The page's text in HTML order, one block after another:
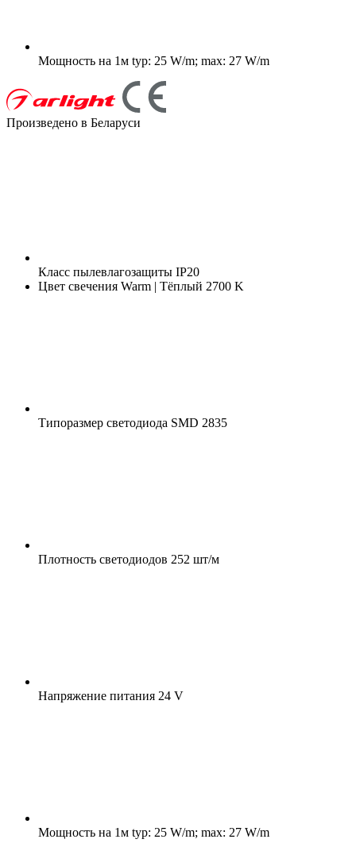
Мощность на 1м typ: 25 W/m; max: 27 W/m
Произведено в Беларуси
Класс пылевлагозащиты IP20
Цвет свечения Warm | Тёплый 2700 K
Типоразмер светодиода SMD 2835
Плотность светодиодов 252 шт/м
Напряжение питания 24 V
Мощность на 1м typ: 25 W/m; max: 27 W/m